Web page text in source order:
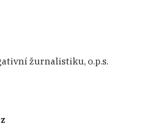
žurnalistiku, o.p.s.